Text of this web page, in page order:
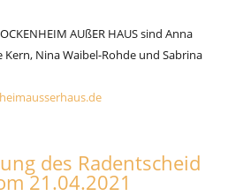
AUßER HAUSsind Anna
Kern, Nina Waibel-Rohde und Sabrina
des Radentscheid
21.04.2021